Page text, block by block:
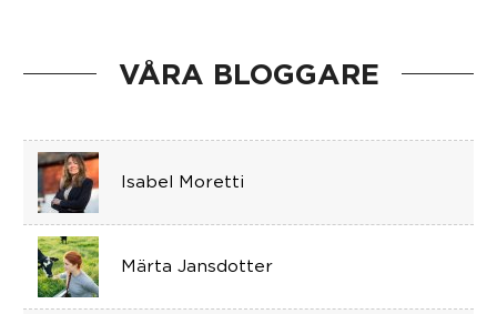
VÅRA BLOGGARE
Isabel Moretti
Märta Jansdotter